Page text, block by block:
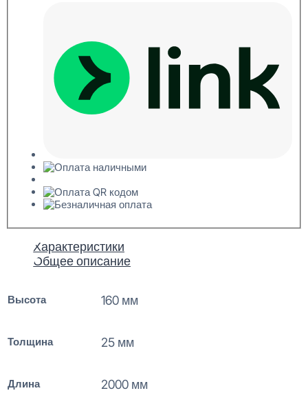
Характеристики
Общее описание
Высота 160 мм
Толщина 25 мм
Длина 2000 мм